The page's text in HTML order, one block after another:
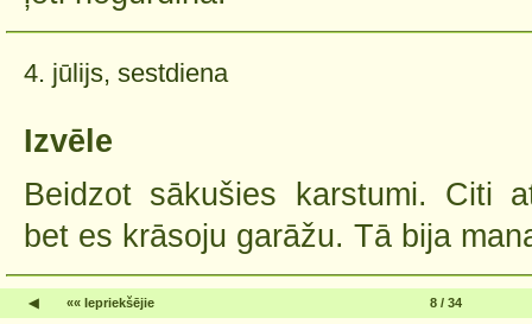
4. jūlijs, sestdiena
Izvēle
Beidzot sākušies karstumi. Citi
bet es krāsoju garāžu. Tā bija
◀ «« Iepriekšējie 8 / 34